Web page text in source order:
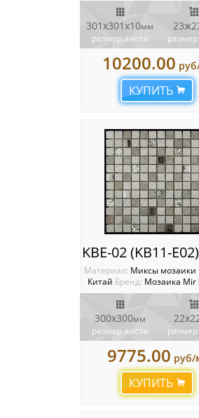
301х301х10мм
размер листа
10200.00
КУПИТЬ
Материал: Миксы мозаики
Китай Бренд: Мозаика Mir
300x300мм
размер листа
9775.00 руб/
КУПИТЬ